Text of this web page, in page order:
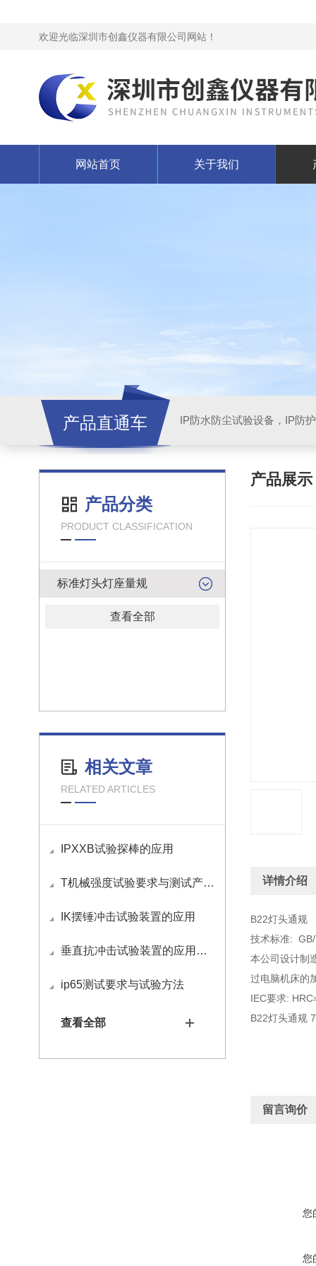
欢迎光临深圳市创鑫仪器有限公司网站！
网站首页 关于我们
产品直通车
产品分类
PRODUCT CLASSIFICATION
标准灯头灯座量规
查看全部
相关文章
RELATED ARTICLES
IPXXB试验探棒的应用
T机械强度试验要求与测试产品介绍
IK摆锤冲击试验装置的应用
垂直抗冲击试验装置的应用与操作方法
ip65测试要求与试验方法
查看全部
产品展示
详情介绍
B22灯头通规
技术标准:
本公司设计制
过电脑机床的
IEC要求:
B22灯头通规
留言询价
您
您